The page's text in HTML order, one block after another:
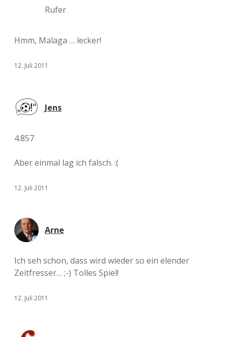
Rufer
Hmm, Malaga … lecker!
12. Juli 2011
Jens
4.857
Aber einmal lag ich falsch. :(
12. Juli 2011
Arne
Ich seh schon, dass wird wieder so ein elender
Zeitfresser… ;-) Tolles Spiel!
12. Juli 2011